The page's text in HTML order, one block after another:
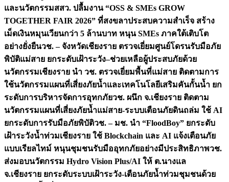
และนวัตกรรมสสว. ปลื้มงาน “OSS & SMEs GROW
TOGETHER FAIR 2026” ที่สงขลาประสบความสำเร็จ สร้าง
เม็ดเงินหมุนเวียนกว่า 5 ล้านบาท หนุน SMEs ภาคใต้เติบโต
อย่างยั่งยืนวช. – จังหวัดเชียงราย ตรวจเยี่ยมศูนย์โดรนรับมือภัย
พิบัติแม่สาย ยกระดับเฝ้าระวัง–ช่วยเหลือผู้ประสบภัยด้วย
นวัตกรรมเชียงราย นำ วช. ตรวจเยี่ยมพื้นที่แม่สาย ติดตามการ
ใช้นวัตกรรมแผนที่เสี่ยงภัยน้ำและเทคโนโลยีเสริมคันกั้นน้ำ ยก
ระดับการบริหารจัดการอุทกภัยวช. ผนึก จ.เชียงราย ติดตาม
นวัตกรรมแผนที่เสี่ยงภัยน้ำแม่สาย-ระบบเตือนภัยดินถล่ม ใช้ AI
ยกระดับการรับมือภัยพิบัติวช. – มช. นำ “FloodBoy” ยกระดับ
เฝ้าระวังน้ำท่วมเชียงราย ใช้ Blockchain และ AI แจ้งเตือนภัย
แบบเรียลไทม์ หนุนชุมชนรับมืออุทกภัยอย่างมีประสิทธิภาพวช.
ส่งมอบนวัตกรรม Hydro Vision Plus/AI ให้ ต.นางแล
จ.เชียงราย ยกระดับระบบเฝ้าระวัง-เตือนภัยน้ำท่วมชุมชนด้วย